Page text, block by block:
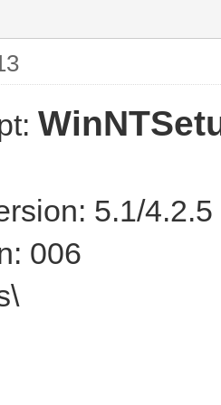
5.1/4.2.5
006